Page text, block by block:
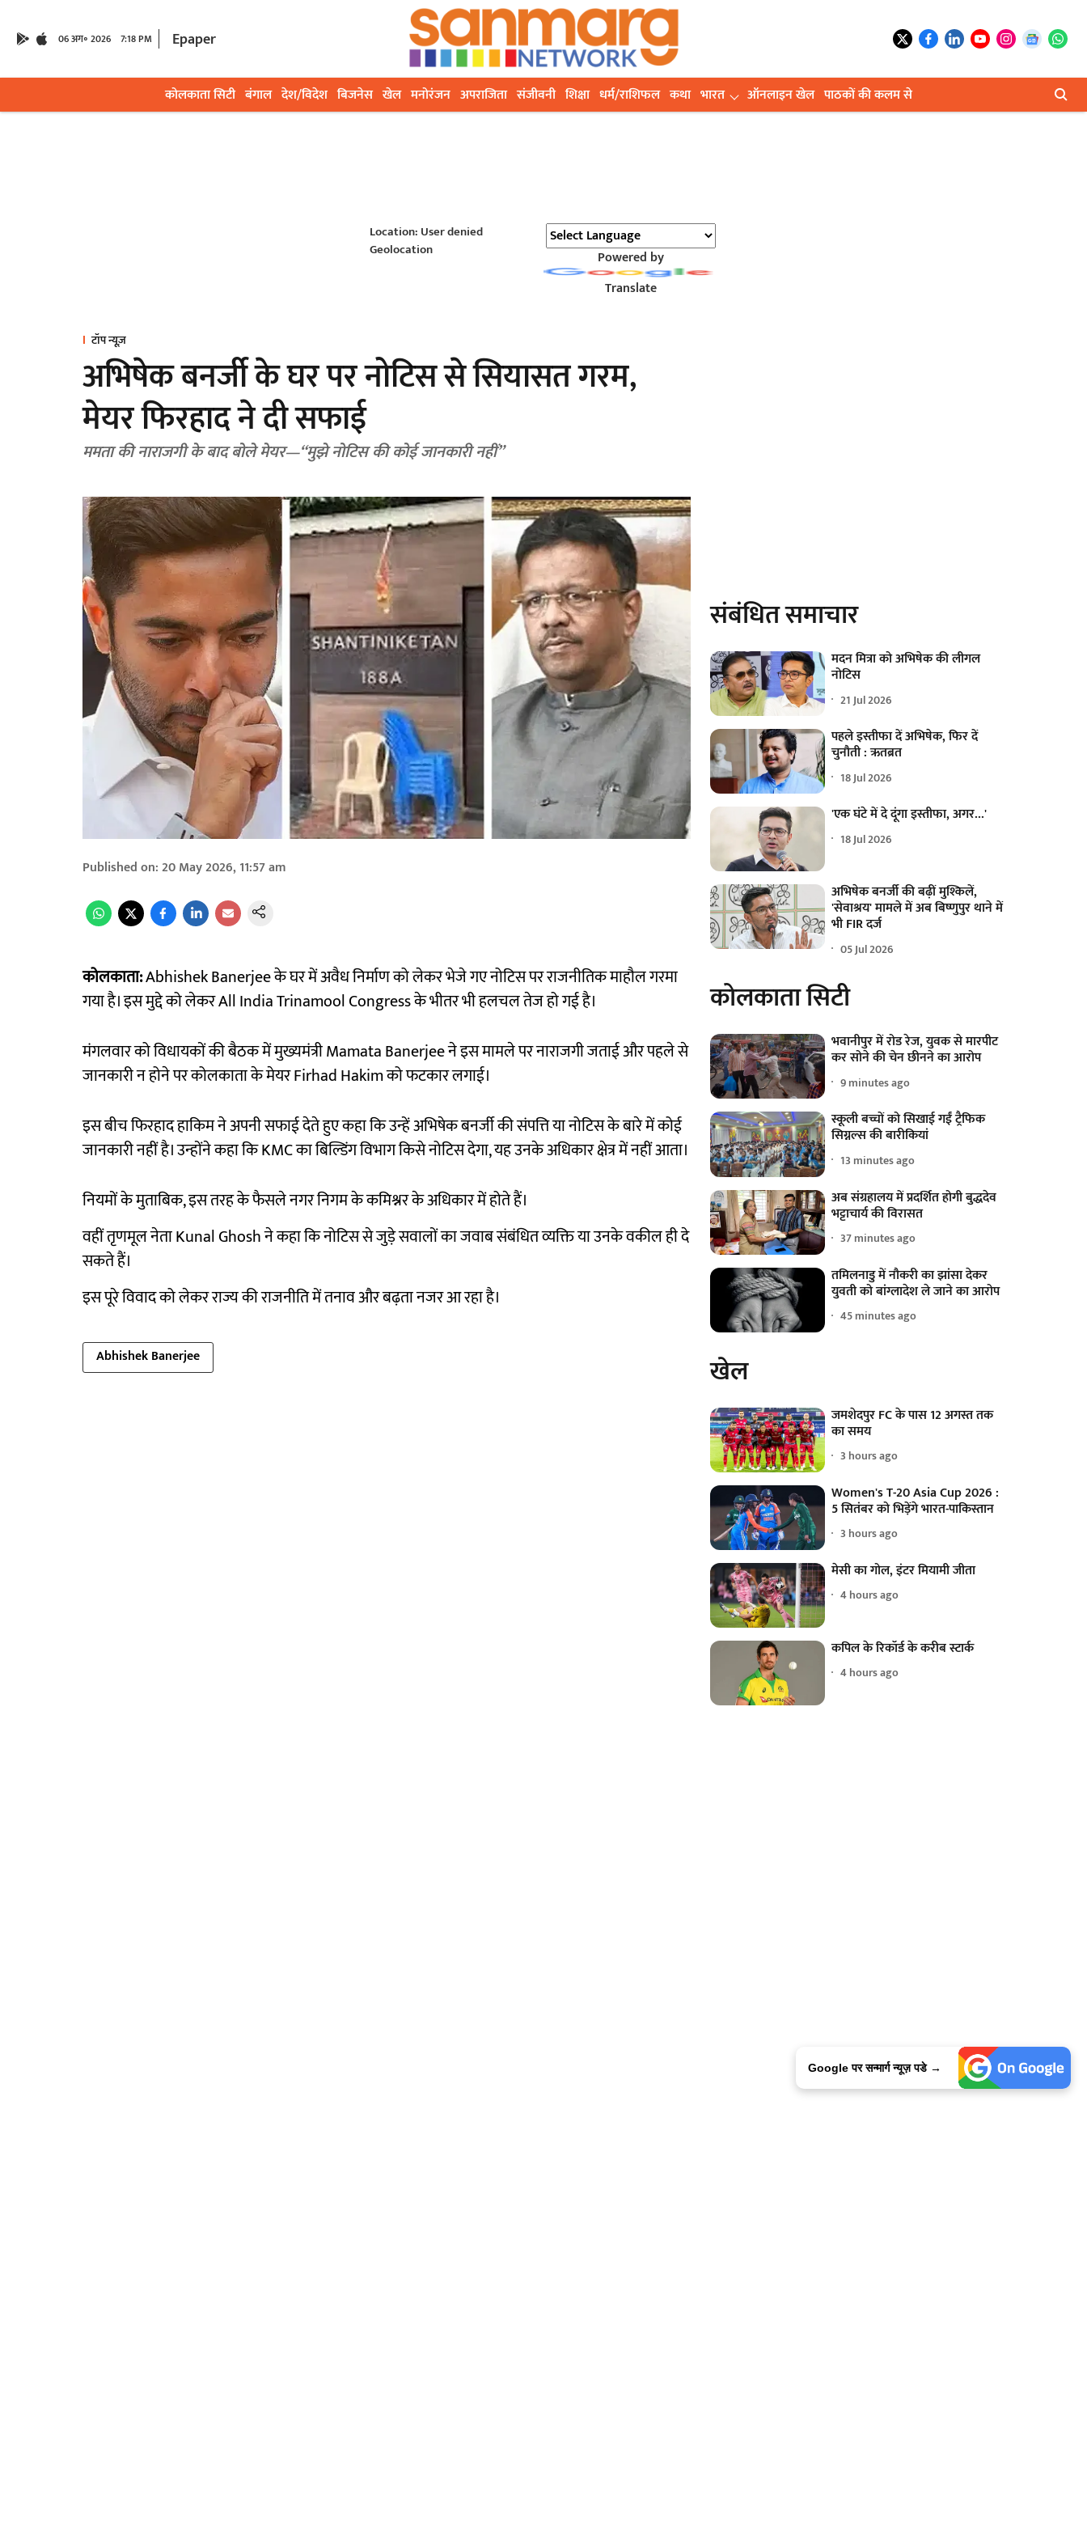
06 अग॰ 2026 7:18 PM Epaper
कोलकाता सिटी बंगाल देश/विदेश बिजनेस खेल मनोरंजन अपराजिता संजीवनी शिक्षा धर्म/राशिफल कथा भारत ऑनलाइन खेल पाठकों की कलम से
Location: User denied
Geolocation
Powered by
Translate
टॉप न्यूज़
अभिषेक बनर्जी के घर पर नोटिस से सियासत गरम,
मेयर फिरहाद ने दी सफाई
ममता की नाराजगी के बाद बोले मेयर—“मुझे नोटिस की कोई जानकारी नहीं”
Published on:20 May 2026, 11:57 am
कोलकाता:Abhishek Banerjee के घर में अवैध निर्माण को लेकर भेजे गए नोटिस पर राजनीतिक माहौल गरमा
गया है। इस मुद्दे को लेकर All India Trinamool Congress के भीतर भी हलचल तेज हो गई है।
मंगलवार को विधायकों की बैठक में मुख्यमंत्री Mamata Banerjee ने इस मामले पर नाराजगी जताई और पहले से
जानकारी न होने पर कोलकाता के मेयर Firhad Hakim को फटकार लगाई।
इस बीच फिरहाद हाकिम ने अपनी सफाई देते हुए कहा कि उन्हें अभिषेक बनर्जी की संपत्ति या नोटिस के बारे में कोई
जानकारी नहीं है। उन्होंने कहा कि KMC का बिल्डिंग विभाग किसे नोटिस देगा, यह उनके अधिकार क्षेत्र में नहीं आता।
नियमों के मुताबिक, इस तरह के फैसले नगर निगम के कमिश्नर के अधिकार में होते हैं।
वहीं तृणमूल नेता Kunal Ghosh ने कहा कि नोटिस से जुड़े सवालों का जवाब संबंधित व्यक्ति या उनके वकील ही दे
सकते हैं।
इस पूरे विवाद को लेकर राज्य की राजनीति में तनाव और बढ़ता नजर आ रहा है।
Abhishek Banerjee
संबंधित समाचार
मदन मित्रा को अभिषेक की लीगल
नोटिस
21 Jul 2026
पहले इस्तीफा दें अभिषेक, फिर दें
चुनौती : ऋतब्रत
18 Jul 2026
'एक घंटे में दे दूंगा इस्तीफा, अगर...'
18 Jul 2026
अभिषेक बनर्जी की बढ़ीं मुश्किलें,
'सेवाश्रय' मामले में अब बिष्णुपुर थाने में
भी FIR दर्ज
05 Jul 2026
कोलकाता सिटी
भवानीपुर में रोड रेज, युवक से मारपीट
कर सोने की चेन छीनने का आरोप
9 minutes ago
स्कूली बच्चों को सिखाई गईं ट्रैफिक
सिग्नल्स की बारीकियां
13 minutes ago
अब संग्रहालय में प्रदर्शित होगी बुद्धदेव
भट्टाचार्य की विरासत
37 minutes ago
तमिलनाडु में नौकरी का झांसा देकर
युवती को बांग्लादेश ले जाने का आरोप
45 minutes ago
खेल
जमशेदपुर FC के पास 12 अगस्त तक
का समय
3 hours ago
Women's T-20 Asia Cup 2026 :
5 सितंबर को भिड़ेंगे भारत-पाकिस्तान
3 hours ago
मेसी का गोल, इंटर मियामी जीता
4 hours ago
कपिल के रिकॉर्ड के करीब स्टार्क
4 hours ago
Google पर सन्मार्ग न्यूज़ पडे →